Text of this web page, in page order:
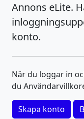
Annons eLite.
konto.
När du loggar in
du
Skapa konto